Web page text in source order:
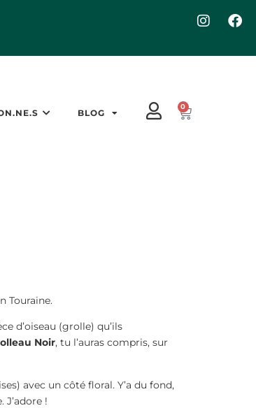
BLOG
0
Touraine.
d’oiseau (grolle) qu’ils
Noir, tu l’auras compris, sur
avec un côté floral. Y’a du fond,
!